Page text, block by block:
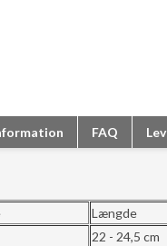
FAQ
Længde
22 - 24,5 cm